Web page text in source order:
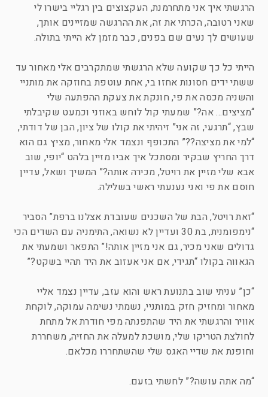
הרגשתי איך אני מתחרמנת, העקצוצים בין רגליי בישרו לי
שאני רטובה, הכרתי את זה, את ההרגשה שמזיינים אותך,
שעושים לך נעים שם בפנים, כבר מזמן לא הייתי בתולה.
הייתי כל כך שקועה שלא הרגשתי שמתקרבים אלי מאחור עד
ששתי ידים חסונות אחזו בי, אחת עוטפת בחוזקה את מותניי
והשניה מכסה את פי, חונקת את צעקת ההפתעה שלי
“מציצים… אה?” שמעתי קול לוחש באוזני וכמעט שקיבלתי
שבץ, “תרגעי, זה אני” זיהיתי את קולו של ציון, הבן של דודתי,
“למי את מציצה??” התכופף ונצמד אלי מאחור, מציץ גם הוא
דרך החריץ שבקיר ומסתכל איך אביו מזיין בלהט “יופי, שוב
אבא שלי מזיין את רויטל, מכירה אותה?” המשיך ושאל, עדיין
חוסם את פי ואני נענעתי ראשי בשלילה.
“זאת רויטל, הבת של השכנים שעובדת אצלנו ברפת” הסביר
“נימפומנית, בת 30 ועדיין לא נשואה, התימניה עם השדים הכי
גדולים שאני מכיר, גם אני מזיין אותה!” התפאר ושמעתי את
הגאווה בקולו “תגידי, אם אני אעזוב את היד תהיי בשקט?”
“כן” עניתי שוב בתנועת ראש והוא עזב, עדיין נצמד אליי
מאחור ומחזיק חזק במותניי, נשמתי נשימה עמוקה, לוקחת
אוויר והרגשתי את היד שהתפנתה מפי חודרת אל מתחת
לחולצת הטריקו שלי, מושכת למעלה את החזיה, משחררת
וחופנת את שדיי האגס שלי שהשתחררו מכלאם.
“מה אתה עושה?” לחשתי בזעם.